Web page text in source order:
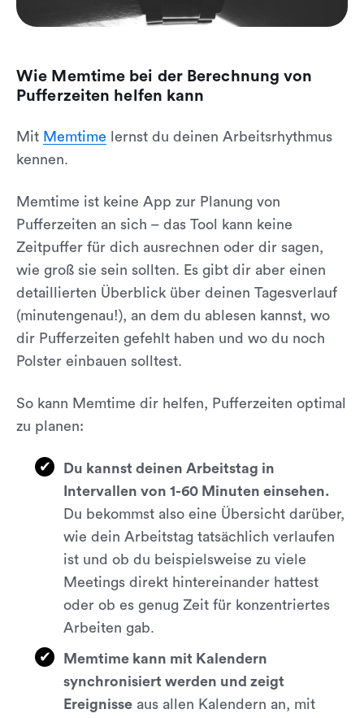
Wie Memtime bei der Berechnung von
Pufferzeiten helfen kann
Mit Memtime lernst du deinen Arbeitsrhythmus
kennen.
Memtime ist keine App zur Planung von
Pufferzeiten an sich – das Tool kann keine
Zeitpuffer für dich ausrechnen oder dir sagen,
wie groß sie sein sollten. Es gibt dir aber einen
detaillierten Überblick über deinen Tagesverlauf
(minutengenau!), an dem du ablesen kannst, wo
dir Pufferzeiten gefehlt haben und wo du noch
Polster einbauen solltest.
So kann Memtime dir helfen, Pufferzeiten optimal
zu planen:
Du kannst deinen Arbeitstag in
Intervallen von 1-60 Minuten einsehen.
Du bekommst also eine Übersicht darüber,
wie dein Arbeitstag tatsächlich verlaufen
ist und ob du beispielsweise zu viele
Meetings direkt hintereinander hattest
oder ob es genug Zeit für konzentriertes
Arbeiten gab.
Memtime kann mit Kalendern
synchronisiert werden und zeigt
Ereignisse aus allen Kalendern an, mit